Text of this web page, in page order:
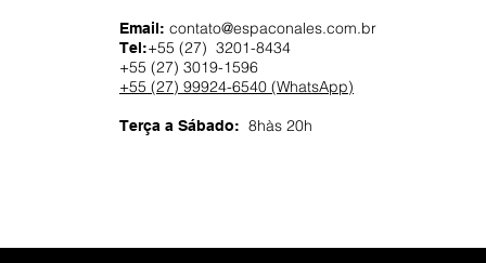
Email: contato@espaconales.com.br
Tel:+55 (27) 3201-8434
+55 (27) 3019-1596
+55 (27) 99924-6540 (WhatsApp)
Terça a Sábado: 8hàs 20h